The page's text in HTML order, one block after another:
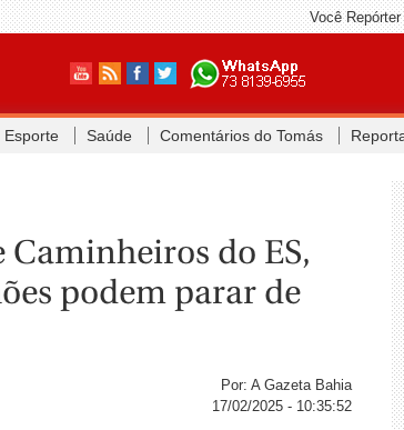
Você Repórter
Esporte Saúde Comentários do Tomás
Caminheiros do ES,
podem parar de
Por: A Gazeta Bahia
17/02/2025 - 10:35:52